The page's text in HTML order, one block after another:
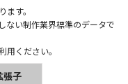
す。
ない制作業界標準のデータで
ください。
張子